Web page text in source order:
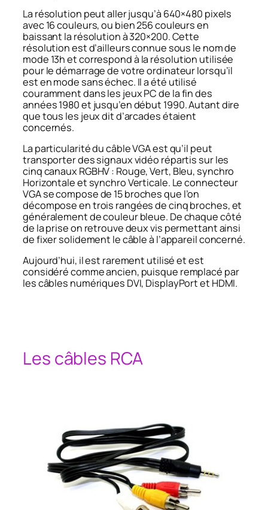
La résolution peut aller jusqu’à 640×480 pixels
avec 16 couleurs, ou bien 256 couleurs en
baissant la résolution à 320×200. Cette
résolution est d’ailleurs connue sous le nom de
mode 13het correspond à la résolution utilisée
pour le démarrage de votre ordinateur lorsqu’il
est en mode sans échec. Il a été utilisé
couramment dans les jeux PC de la fin des
années 1980 et jusqu’en début 1990. Autant dire
que tous les jeux dit d’arcades étaient
concernés.
La particularité du câble VGA est qu’il peut
transporter des signaux vidéo répartis sur les
cinq canaux RGBHV : Rouge, Vert, Bleu, synchro
Horizontale et synchro Verticale. Le connecteur
VGA se compose de 15 broches que l’on
décompose en trois rangées de cinq broches, et
généralement de couleur bleue. De chaque côté
de la prise on retrouve deux vis permettant ainsi
de fixer solidement le câble à l’appareil concerné.
Aujourd’hui, il est rarement utilisé et est
considéré comme ancien, puisque remplacé par
les câbles numériques DVI, DisplayPort et HDMI.
Les câbles RCA